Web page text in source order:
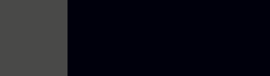
System
Netzwerk